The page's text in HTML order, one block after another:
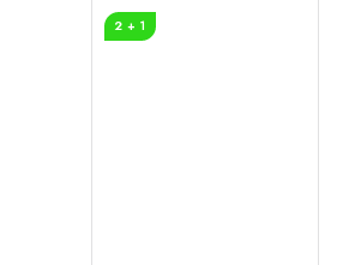
2 + 1